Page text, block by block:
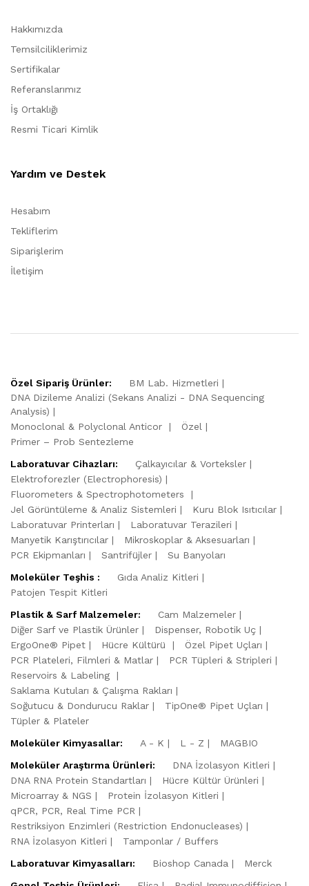
Hakkımızda
Temsilciliklerimiz
Sertifikalar
Referanslarımız
İş Ortaklığı
Resmi Ticari Kimlik
Yardım ve Destek
Hesabım
Tekliflerim
Siparişlerim
İletişim
Özel Sipariş Ürünler:
BM Lab. Hizmetleri
DNA Dizileme Analizi (Sekans Analizi - DNA Sequencing
Analysis)
Monoclonal & Polyclonal Anticor
Özel
Primer – Prob Sentezleme
Laboratuvar Cihazları:
Çalkayıcılar & Vorteksler
Elektroforezler (Electrophoresis)
Fluorometers & Spectrophotometers
Jel Görüntüleme & Analiz Sistemleri
Kuru Blok Isıtıcılar
Laboratuvar Printerları
Laboratuvar Terazileri
Manyetik Karıştırıcılar
Mikroskoplar & Aksesuarları
PCR Ekipmanları
Santrifüjler
Su Banyoları
Moleküler Teşhis :
Gıda Analiz Kitleri
Patojen Tespit Kitleri
Plastik & Sarf Malzemeler:
Cam Malzemeler
Diğer Sarf ve Plastik Ürünler
Dispenser, Robotik Uç
ErgoOne® Pipet
Hücre Kültürü
Özel Pipet Uçları
PCR Plateleri, Filmleri & Matlar
PCR Tüpleri & Stripleri
Reservoirs & Labeling
Saklama Kutuları & Çalışma Rakları
Soğutucu & Dondurucu Raklar
TipOne® Pipet Uçları
Tüpler & Plateler
Moleküler Kimyasallar:
A - K L - Z
MAGBIO
Moleküler Araştırma Ürünleri:
DNA İzolasyon Kitleri
DNA RNA Protein Standartları
Hücre Kültür Ürünleri
Microarray & NGS
Protein İzolasyon Kitleri
qPCR, PCR, Real Time PCR
Restriksiyon Enzimleri (Restriction Endonucleases)
RNA İzolasyon Kitleri
Tamponlar / Buffers
Laboratuvar Kimyasalları:
Bioshop Canada
Merck